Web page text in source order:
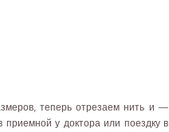
теперь отрезаем нить и —
приемной у доктора или поездку в